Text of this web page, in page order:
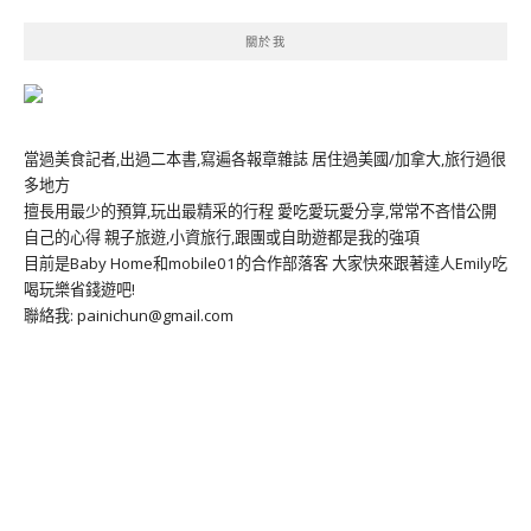
關於我
當過美食記者,出過二本書,寫遍各報章雜誌 居住過美國/加拿大,旅行過很
多地方
擅長用最少的預算,玩出最精采的行程 愛吃愛玩愛分享,常常不吝惜公開
自己的心得 親子旅遊,小資旅行,跟團或自助遊都是我的強項
目前是Baby Home和mobile01的合作部落客 大家快來跟著達人Emily吃
喝玩樂省錢遊吧!
聯絡我: painichun@gmail.com